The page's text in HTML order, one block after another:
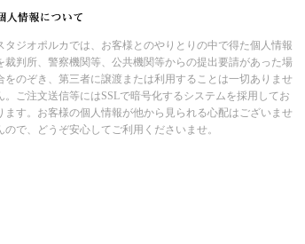
タジオポルカでは、お客様とのやりとりの中で得た個人情報
裁判所、警察機関等、公共機関等からの提出要請があった場
をのぞき、第三者に譲渡または利用することは一切ありませ
。ご注文送信等にはSSLで暗号化するシステムを採用してお
ます。お客様の個人情報が他から見られる心配はございませ
ので、どうぞ安心してご利用くださいませ。